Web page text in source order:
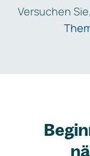
Versuchen